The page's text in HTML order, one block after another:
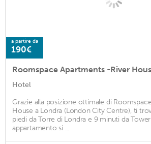
a partire da
190€
Roomspace Apartments -River
Hotel
Grazie alla posizione ottimale di
House a Londra (London City Centre), ti
piedi da Torre di Londra e 9 minuti da
appartamento si ...